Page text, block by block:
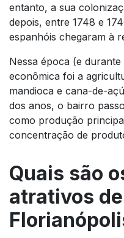
entanto, a sua
depois, entre 1748 e
espanhóis chegaram à
Nessa época (e
econômica foi a
mandioca e cana-de-
dos anos, o bairro
como produção
concentração de
Quais são
atrativos